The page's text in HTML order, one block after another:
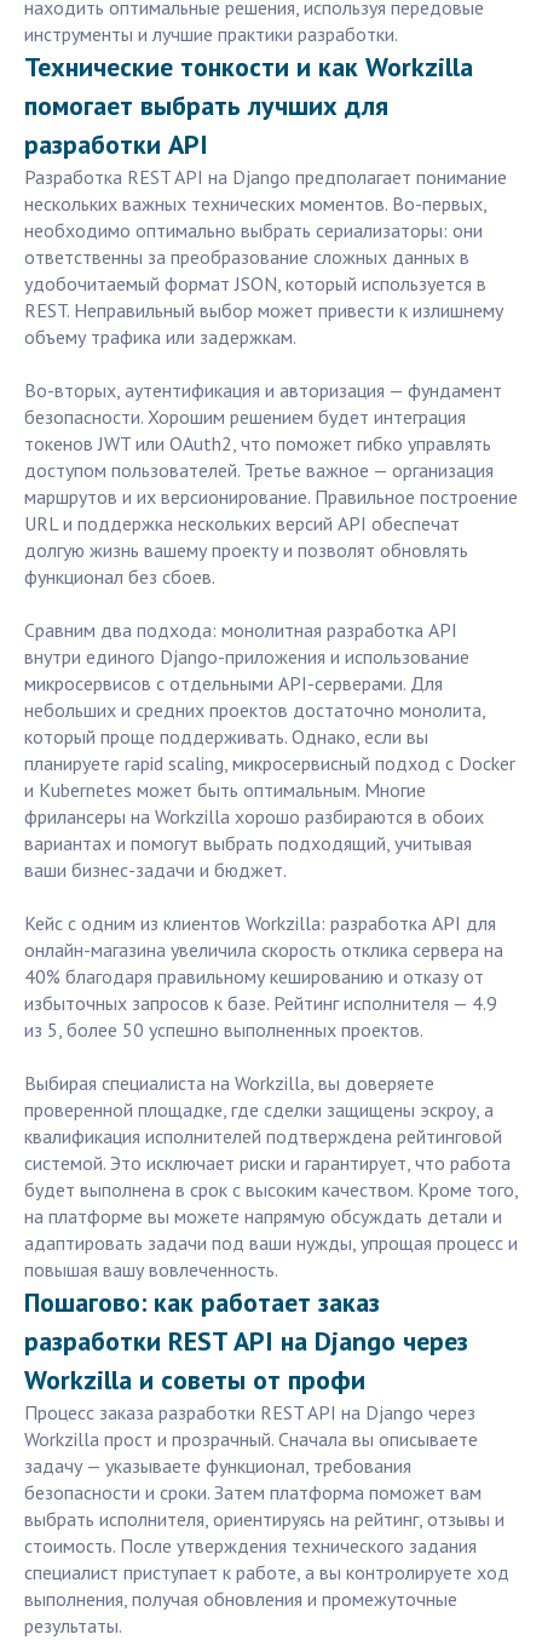
находить оптимальные решения, используя передовые
инструменты и лучшие практики разработки.
Технические тонкости и как Workzilla
помогает выбрать лучших для
разработки API
Разработка REST API на Django предполагает понимание
нескольких важных технических моментов. Во-первых,
необходимо оптимально выбрать сериализаторы: они
ответственны за преобразование сложных данных в
удобочитаемый формат JSON, который используется в
REST. Неправильный выбор может привести к излишнему
объему трафика или задержкам.
Во-вторых, аутентификация и авторизация — фундамент
безопасности. Хорошим решением будет интеграция
токенов JWT или OAuth2, что поможет гибко управлять
доступом пользователей. Третье важное — организация
маршрутов и их версионирование. Правильное построение
URL и поддержка нескольких версий API обеспечат
долгую жизнь вашему проекту и позволят обновлять
функционал без сбоев.
Сравним два подхода: монолитная разработка API
внутри единого Django-приложения и использование
микросервисов с отдельными API-серверами. Для
небольших и средних проектов достаточно монолита,
который проще поддерживать. Однако, если вы
планируете rapid scaling, микросервисный подход с Docker
и Kubernetes может быть оптимальным. Многие
фрилансеры на Workzilla хорошо разбираются в обоих
вариантах и помогут выбрать подходящий, учитывая
ваши бизнес-задачи и бюджет.
Кейс с одним из клиентов Workzilla: разработка API для
онлайн-магазина увеличила скорость отклика сервера на
40% благодаря правильному кешированию и отказу от
избыточных запросов к базе. Рейтинг исполнителя — 4.9
из 5, более 50 успешно выполненных проектов.
Выбирая специалиста на Workzilla, вы доверяете
проверенной площадке, где сделки защищены эскроу, а
квалификация исполнителей подтверждена рейтинговой
системой. Это исключает риски и гарантирует, что работа
будет выполнена в срок с высоким качеством. Кроме того,
на платформе вы можете напрямую обсуждать детали и
адаптировать задачи под ваши нужды, упрощая процесс и
повышая вашу вовлеченность.
Пошагово: как работает заказ
разработки REST API на Django через
Workzilla и советы от профи
Процесс заказа разработки REST API на Django через
Workzilla прост и прозрачный. Сначала вы описываете
задачу — указываете функционал, требования
безопасности и сроки. Затем платформа поможет вам
выбрать исполнителя, ориентируясь на рейтинг, отзывы и
стоимость. После утверждения технического задания
специалист приступает к работе, а вы контролируете ход
выполнения, получая обновления и промежуточные
результаты.